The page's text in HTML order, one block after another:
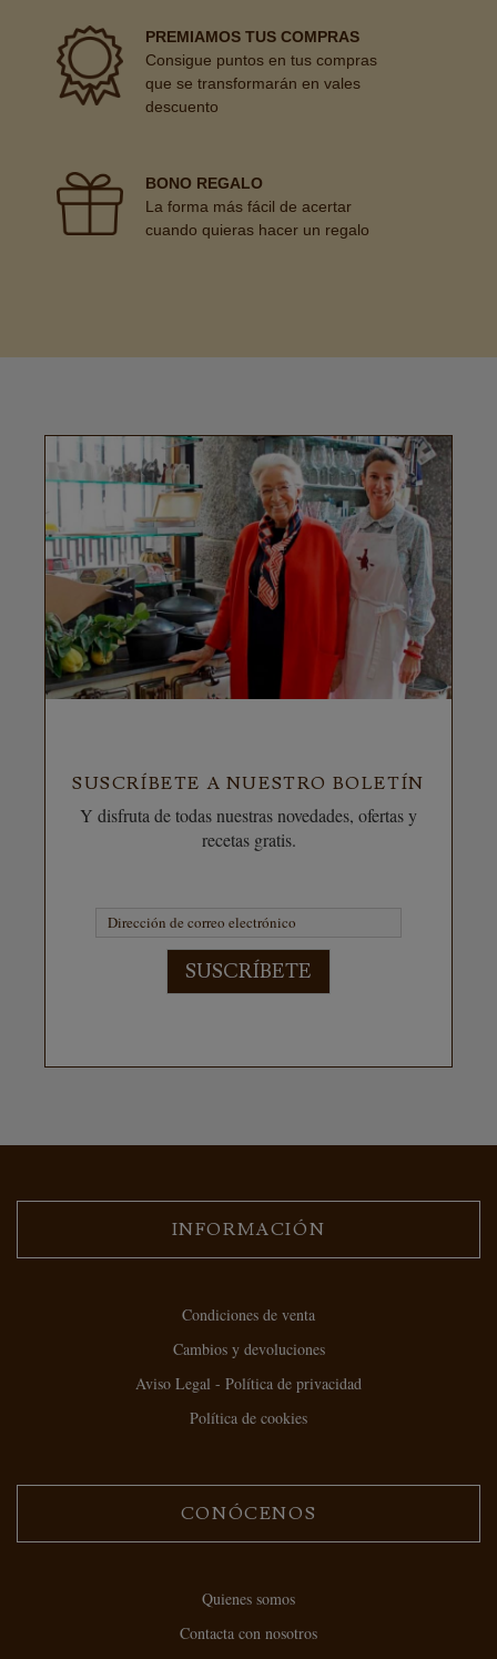
PREMIAMOS TUS COMPRAS
Consigue puntos en tus compras
que se transformarán en vales
descuento
BONO REGALO
La forma más fácil de acertar
cuando quieras hacer un regalo
SUSCRÍBETE A NUESTRO BOLETÍN
Y disfruta de todas nuestras novedades, ofertas y
recetas gratis.
SUSCRÍBETE
INFORMACIÓN
Condiciones de venta
Cambios y devoluciones
Aviso Legal - Política de privacidad
Política de cookies
CONÓCENOS
Quienes somos
Contacta con nosotros